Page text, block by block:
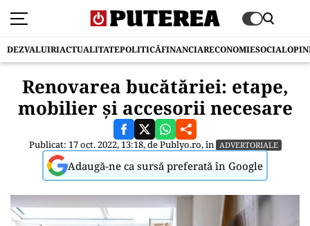
DEZVALUIRIACTUALITATEPOLITICĂFINANCIARECONOMIESOCIAL
Renovarea bucătăriei: etape,
mobilier și accesorii necesare
Publicat: 17 oct. 2022, 13:18, dePublyo.ro, în ADVERTORIALE
Adaugă-ne ca sursă preferată în Google